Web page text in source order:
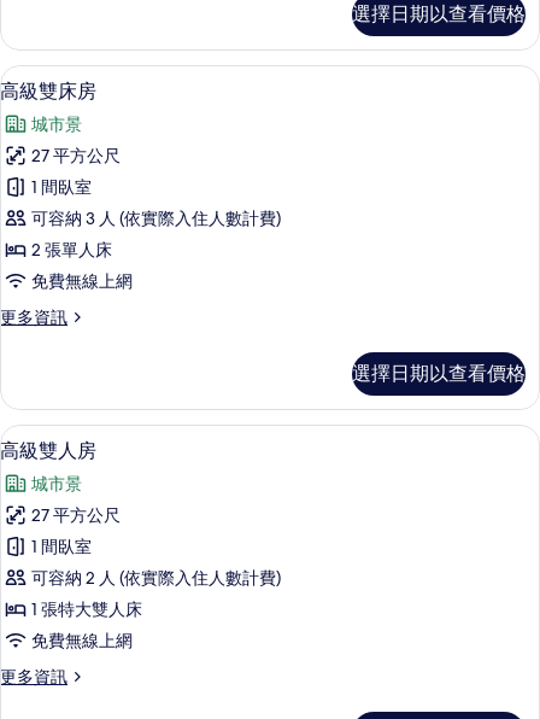
片
客
房
的
情
選擇日期以查看價格
顯
示
高
級
雙
床
房
的
所
相
片
高級雙床房 | 客房內保險箱、書桌、
4
高級雙床房
城市景
27 平方公尺
1 間臥室
可容納 3 人 (依實際入住人數計費)
2 張單人床
免費無線上網
更多資訊
更
雙
床
房
詳
情
選擇日期以查看價格
顯
示
高
級
雙
人
房
的
所
客房內保險箱、書桌、遮光布/窗簾、
5
高級雙人房
城市景
27 平方公尺
1 間臥室
可容納 2 人 (依實際入住人數計費)
1 張特大雙人床
免費無線上網
更多資訊
更